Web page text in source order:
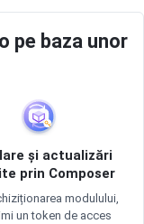
pe baza unor
și actualizări
prin Composer
modulului,
un token de acces